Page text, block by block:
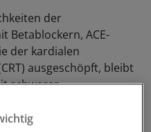
der
Betablockern, ACE-
der kardialen
ausgeschöpft, bleibt
schwerer
sicheren Langzeiterfolg.